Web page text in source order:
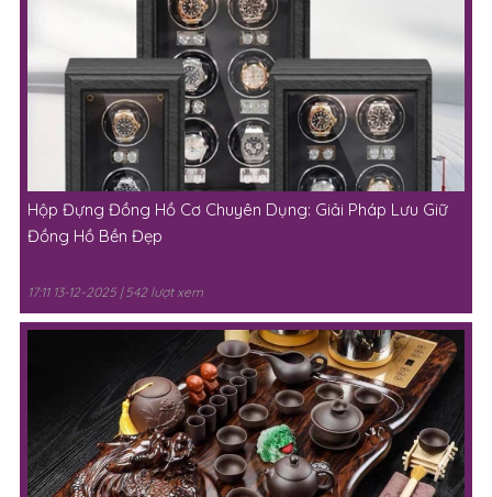
Hộp Đựng Đồng Hồ Cơ Chuyên Dụng: Giải Pháp Lưu Giữ
Đồng Hồ Bền Đẹp
17:11 13-12-2025 | 542 lượt xem